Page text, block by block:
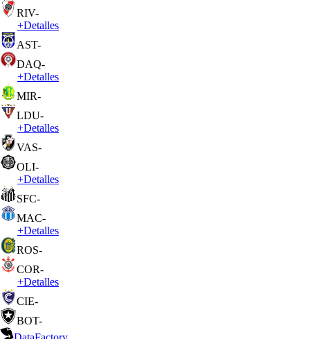
RIV-
+Detalles
AST-
DAQ-
+Detalles
MIR-
LDU-
+Detalles
VAS-
OLI-
+Detalles
SFC-
MAC-
+Detalles
ROS-
COR-
+Detalles
CIE-
BOT-